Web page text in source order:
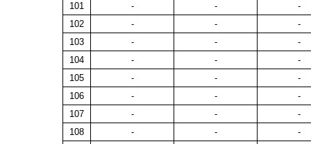
101
- -
-
102
- -
-
103
- -
-
104
- -
-
105
- -
-
106
- -
-
107
- -
-
108
- -
-